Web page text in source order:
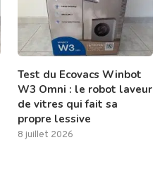
Test du Ecovacs Winbot
W3 Omni : le robot laveur
de vitres qui fait sa
propre lessive
8 juillet 2026